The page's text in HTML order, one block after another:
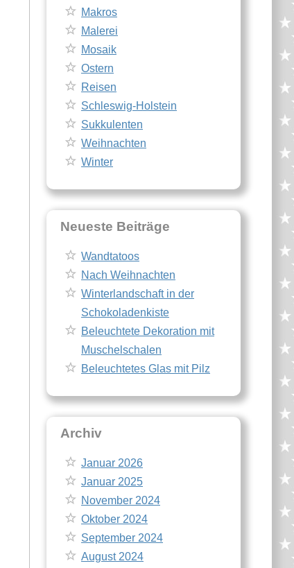
Makros
Malerei
Mosaik
Ostern
Reisen
Schleswig-Holstein
Sukkulenten
Weihnachten
Winter
Neueste Beiträge
Wandtatoos
Nach Weihnachten
Winterlandschaft in der
Schokoladenkiste
Beleuchtete Dekoration mit
Muschelschalen
Beleuchtetes Glas mit Pilz
Archiv
Januar 2026
Januar 2025
November 2024
Oktober 2024
September 2024
August 2024